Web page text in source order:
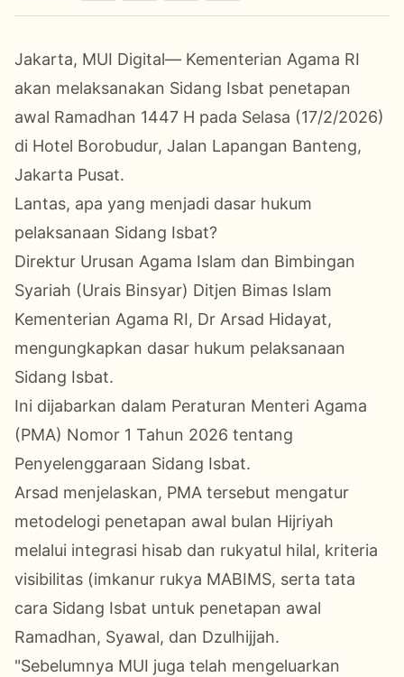
Jakarta, MUI Digital— Kementerian Agama RI
akan melaksanakan Sidang Isbat penetapan
awal Ramadhan 1447 H pada Selasa (17/2/2026)
di Hotel Borobudur, Jalan Lapangan Banteng,
Jakarta Pusat.
Lantas, apa yang menjadi dasar hukum
pelaksanaan Sidang Isbat?
Direktur Urusan Agama Islam dan Bimbingan
Syariah (Urais Binsyar) Ditjen Bimas Islam
Kementerian Agama RI, Dr Arsad Hidayat,
mengungkapkan dasar hukum pelaksanaan
Sidang Isbat.
Ini dijabarkan dalam Peraturan Menteri Agama
(PMA) Nomor 1 Tahun 2026 tentang
Penyelenggaraan Sidang Isbat.
Arsad menjelaskan, PMA tersebut mengatur
metodelogi penetapan awal bulan Hijriyah
melalui integrasi hisab dan rukyatul hilal, kriteria
visibilitas (imkanur rukya MABIMS, serta tata
cara Sidang Isbat untuk penetapan awal
Ramadhan, Syawal, dan Dzulhijjah.
"Sebelumnya MUI juga telah mengeluarkan